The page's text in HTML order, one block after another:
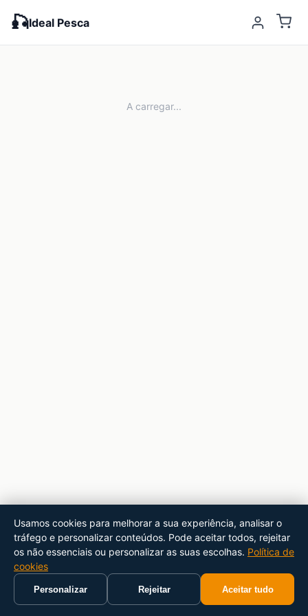
🎣Ideal Pesca
A carregar...
Usamos cookies para melhorar a sua experiência, analisar o
tráfego e personalizar conteúdos. Pode aceitar todos, rejeitar
os não essenciais ou personalizar as suas escolhas. Política de
cookies
Personalizar Rejeitar Aceitar tudo